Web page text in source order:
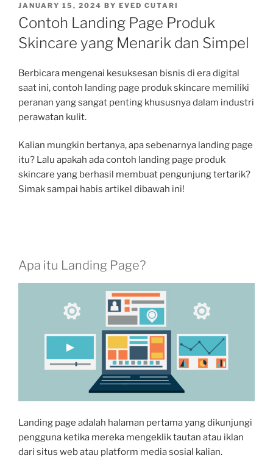
POSTED
ON
JANUARY 15, 2024 BY EVED CUTARI
Contoh Landing Page Produk
Skincare yang Menarik dan Simpel
Berbicara mengenai kesuksesan bisnis di era digital
saat ini, contoh landing page produk skincare memiliki
peranan yang sangat penting khususnya dalam industri
perawatan kulit.
Kalian mungkin bertanya, apa sebenarnya landing page
itu? Lalu apakah ada contoh landing page produk
skincare yang berhasil membuat pengunjung tertarik?
Simak sampai habis artikel dibawah ini!
Apa itu Landing Page?
Landing page adalah halaman pertama yang dikunjungi
pengguna ketika mereka mengeklik tautan atau iklan
dari situs web atau platform media sosial kalian.